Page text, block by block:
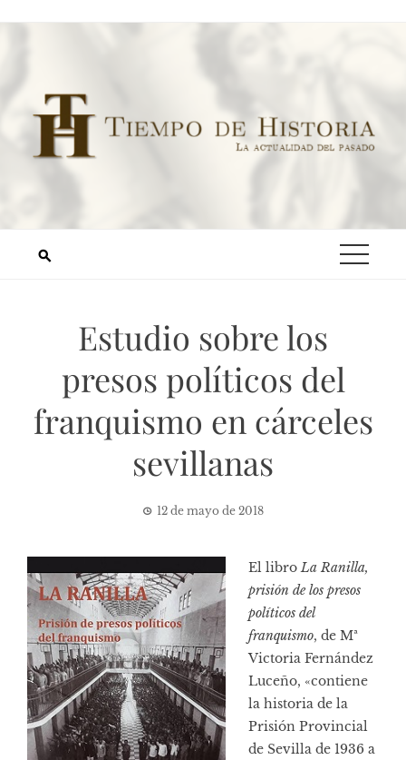
Estudio sobre los
presos políticos del
franquismo en cárceles
sevillanas
12 de mayo de 2018
El libroLa Ranilla,
prisión de los presos
políticos del
franquismo, de Mª
Victoria Fernández
Luceño, «contiene
la historia de la
Prisión Provincial
de Sevilla de 1936 a